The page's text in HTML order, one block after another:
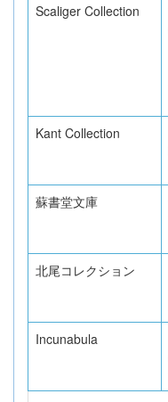
Scaliger Collection
Kant Collection
蘇書堂文庫
北尾コレクション
Incunabula